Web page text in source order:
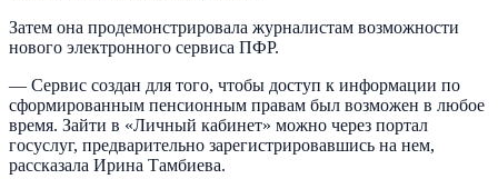
Затем она продемонстрировала журналистам возможности
нового электронного сервиса ПФР.
— Сервис создан для того, чтобы доступ к информации по
сформированным пенсионным правам был возможен в любое
время. Зайти в «Личный кабинет» можно через портал
госуслуг, предварительно зарегистрировавшись на нем,
рассказала Ирина Тамбиева.